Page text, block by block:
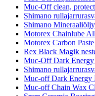
Muc-Off clean,
Shimano
Shimano
Motorex Chainlube
Motorex Carbon
Rex Black Magik
Muc-Off Dark Energy
Shimano
Muc-off Dark Energy
Muc-off Chain Wax